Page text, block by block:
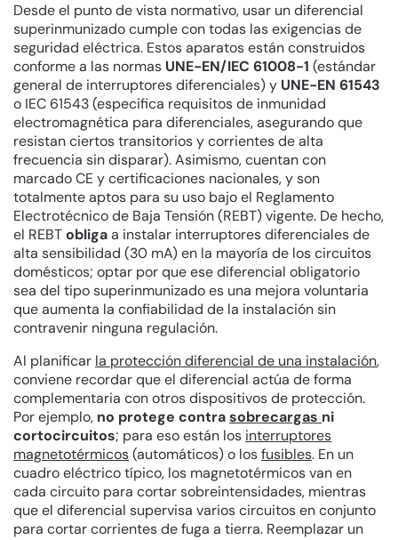
Desde el punto de vista normativo, usar un diferencial
superinmunizado cumple con todas las exigencias de
seguridad eléctrica. Estos aparatos están construidos
conforme a las normas UNE-EN/IEC 61008-1 (estándar
general de interruptores diferenciales) y UNE-EN 61543
o IEC 61543 (especifica requisitos de inmunidad
electromagnética para diferenciales, asegurando que
resistan ciertos transitorios y corrientes de alta
frecuencia sin disparar). Asimismo, cuentan con
marcado CE y certificaciones nacionales, y son
totalmente aptos para su uso bajo el Reglamento
Electrotécnico de Baja Tensión (REBT) vigente. De hecho,
el REBTobligaa instalar interruptores diferenciales de
alta sensibilidad (30 mA) en la mayoría de los circuitos
domésticos; optar por que ese diferencial obligatorio
sea del tipo superinmunizado es una mejora voluntaria
que aumenta la confiabilidad de la instalación sin
contravenir ninguna regulación.
Al planificar la protección diferencial de una instalación,
conviene recordar que el diferencial actúa de forma
complementaria con otros dispositivos de protección.
Por ejemplo, no protege contrasobrecargas ni
cortocircuitos; para eso están los interruptores
magnetotérmicos(automáticos) o losfusibles. En un
cuadro eléctrico típico, los magnetotérmicos van en
cada circuito para cortar sobreintensidades, mientras
que el diferencial supervisa varios circuitos en conjunto
para cortar corrientes de fuga a tierra. Reemplazar un